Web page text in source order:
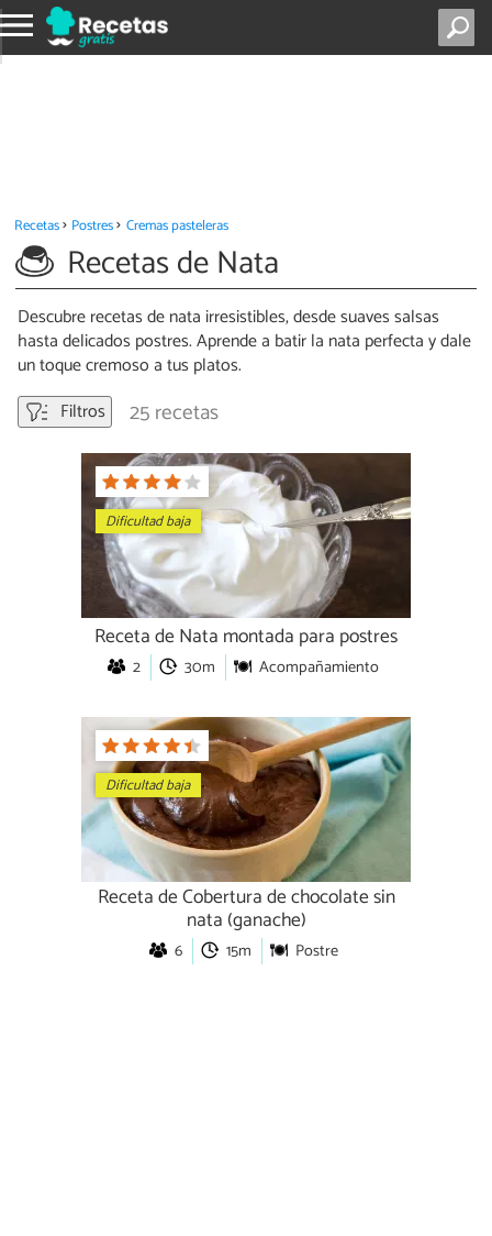
Recetas Postres Cremas pasteleras
Recetas de Nata
Descubre recetas de nata irresistibles, desde suaves salsas
hasta delicados postres. Aprende a batir la nata perfecta y dale
un toque cremoso a tus platos.
Filtros
25 recetas
Dificultad baja
Receta de Nata montada para postres
2 30m Acompañamiento
Dificultad baja
Receta de Cobertura de chocolate sin
nata (ganache)
6 15m Postre